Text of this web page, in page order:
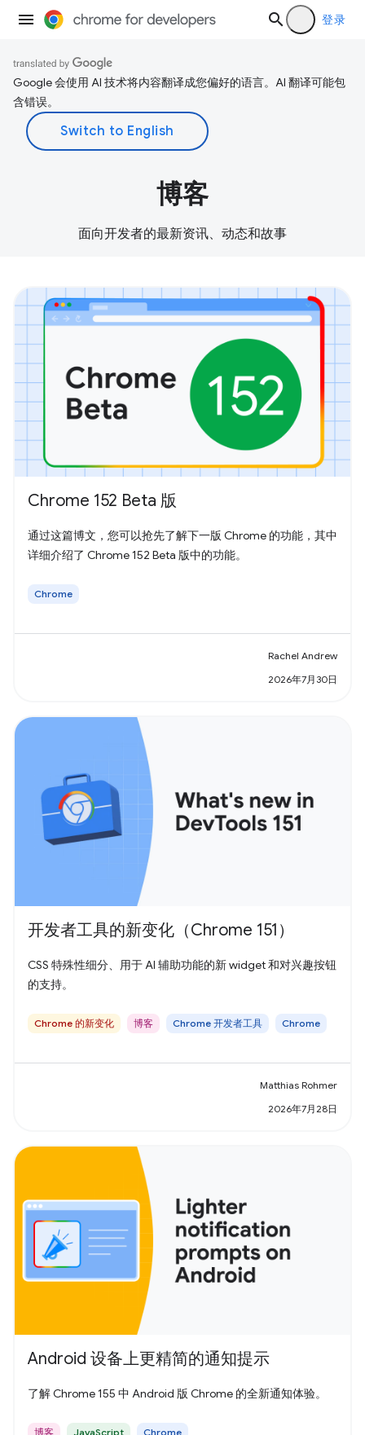
登录
Google 会使用 AI 技术将内容翻译成您偏好的语言。AI 翻译可能包
含错误。
博客
面向开发者的最新资讯、动态和故事
Chrome 152 Beta 版
通过这篇博文，您可以抢先了解下一版 Chrome 的功能，其中
详细介绍了 Chrome 152 Beta 版中的功能。
Chrome
Rachel Andrew
2026年7月30日
开发者工具的新变化（Chrome 151）
CSS 特殊性细分、用于 AI 辅助功能的新 widget 和对兴趣按钮
的支持。
Chrome 的新变化 博客 Chrome 开发者工具 Chrome
Matthias Rohmer
2026年7月28日
Android 设备上更精简的通知提示
了解 Chrome 155 中 Android 版 Chrome 的全新通知体验。
博客 JavaScript Chrome